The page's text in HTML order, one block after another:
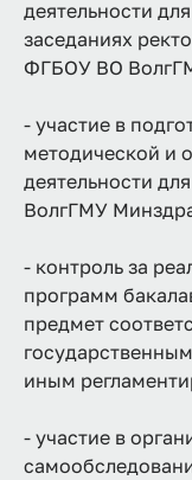
деятельности
заседаниях
ФГБОУ ВО
- участие в
методической и
деятельности
ВолгГМУ
- контроль за
программ
предмет
иным
- участие в